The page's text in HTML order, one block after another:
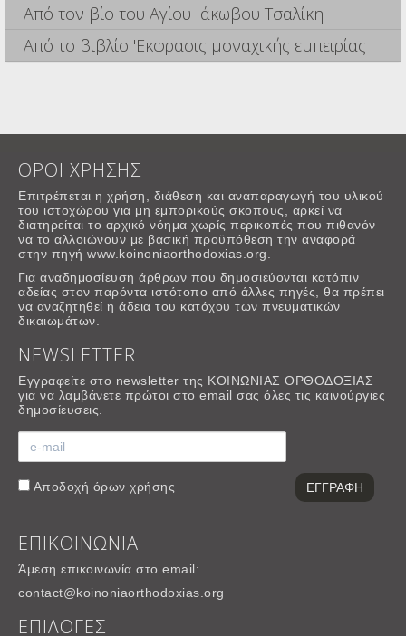
Από τον βίο του Αγίου Ιάκωβου Τσαλίκη
Από το βιβλίο 'Εκφρασις μοναχικής εμπειρίας
ΟΡΟΙ ΧΡΗΣΗΣ
Επιτρέπεται η χρήση, διάθεση και αναπαραγωγή του υλικού
του ιστοχώρου για μη εμπορικούς σκοπους, αρκεί να
διατηρείται το αρχικό νόημα χωρίς περικοπές που πιθανόν
να το αλλοιώνουν με βασική προϋπόθεση την αναφορά
στην πηγή www.koinoniaorthodoxias.org.
Για αναδημοσίευση άρθρων που δημοσιεύονται κατόπιν
αδείας στον παρόντα ιστότοπο από άλλες πηγές, θα πρέπει
να αναζητηθεί η άδεια του κατόχου των πνευματικών
δικαιωμάτων.
NEWSLETTER
Εγγραφείτε στο newsletter της ΚΟΙΝΩΝΙΑΣ ΟΡΘΟΔΟΞΙΑΣ
για να λαμβάνετε πρώτοι στο email σας όλες τις καινούργιες
δημοσίευσεις.
Αποδοχή όρων χρήσης
ΕΠΙΚΟΙΝΩΝΙΑ
Άμεση επικοινωνία στο email:
contact@koinoniaorthodoxias.org
ΕΠΙΛΟΓΕΣ